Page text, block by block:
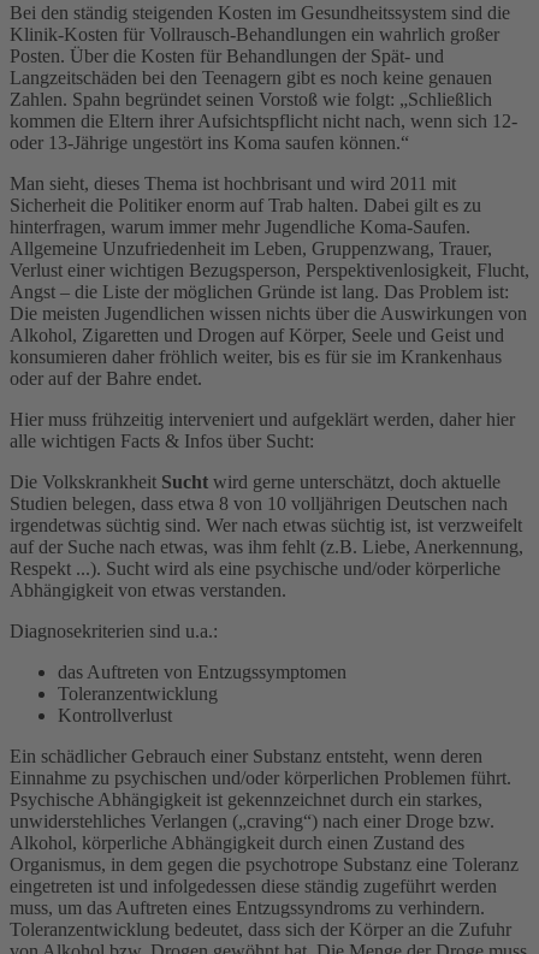
Bei den ständig steigenden Kosten im Gesundheitssystem sind die
Klinik-Kosten für Vollrausch-Behandlungen ein wahrlich großer
Posten. Über die Kosten für Behandlungen der Spät- und
Langzeitschäden bei den Teenagern gibt es noch keine genauen
Zahlen. Spahn begründet seinen Vorstoß wie folgt: „Schließlich
kommen die Eltern ihrer Aufsichtspflicht nicht nach, wenn sich 12-
oder 13-Jährige ungestört ins Koma saufen können.“
Man sieht, dieses Thema ist hochbrisant und wird 2011 mit
Sicherheit die Politiker enorm auf Trab halten. Dabei gilt es zu
hinterfragen, warum immer mehr Jugendliche Koma-Saufen.
Allgemeine Unzufriedenheit im Leben, Gruppenzwang, Trauer,
Verlust einer wichtigen Bezugsperson, Perspektivenlosigkeit, Flucht,
Angst – die Liste der möglichen Gründe ist lang. Das Problem ist:
Die meisten Jugendlichen wissen nichts über die Auswirkungen von
Alkohol, Zigaretten und Drogen auf Körper, Seele und Geist und
konsumieren daher fröhlich weiter, bis es für sie im Krankenhaus
oder auf der Bahre endet.
Hier muss frühzeitig interveniert und aufgeklärt werden, daher hier
alle wichtigen Facts & Infos über Sucht:
Die Volkskrankheit Sucht wird gerne unterschätzt, doch aktuelle
Studien belegen, dass etwa 8 von 10 volljährigen Deutschen nach
irgendetwas süchtig sind. Wer nach etwas süchtig ist, ist verzweifelt
auf der Suche nach etwas, was ihm fehlt (z.B. Liebe, Anerkennung,
Respekt ...). Sucht wird als eine psychische und/oder körperliche
Abhängigkeit von etwas verstanden.
Diagnosekriterien sind u.a.:
das Auftreten von Entzugssymptomen
Toleranzentwicklung
Kontrollverlust
Ein schädlicher Gebrauch einer Substanz entsteht, wenn deren
Einnahme zu psychischen und/oder körperlichen Problemen führt.
Psychische Abhängigkeit ist gekennzeichnet durch ein starkes,
unwiderstehliches Verlangen („craving“) nach einer Droge bzw.
Alkohol, körperliche Abhängigkeit durch einen Zustand des
Organismus, in dem gegen die psychotrope Substanz eine Toleranz
eingetreten ist und infolgedessen diese ständig zugeführt werden
muss, um das Auftreten eines Entzugssyndroms zu verhindern.
Toleranzentwicklung bedeutet, dass sich der Körper an die Zufuhr